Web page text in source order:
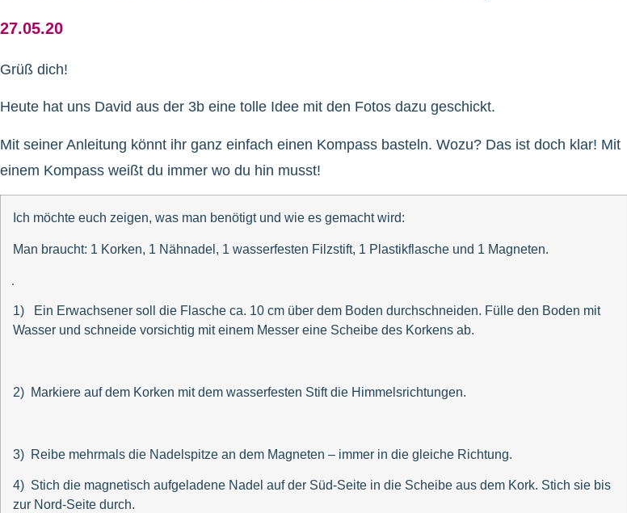
27.05.20
Grüß dich!
Heute hat uns David aus der 3b eine tolle Idee mit den Fotos dazu geschickt.
Mit seiner Anleitung könnt ihr ganz einfach einen Kompass basteln. Wozu? Das ist doch klar! Mit
einem Kompass weißt du immer wo du hin musst!
Ich möchte euch zeigen, was man benötigt und wie es gemacht wird:
Man braucht: 1 Korken, 1 Nähnadel, 1 wasserfesten Filzstift, 1 Plastikflasche und 1 Magneten.
1) Ein Erwachsener soll die Flasche ca. 10 cm über dem Boden durchschneiden. Fülle den Boden mit
Wasser und schneide vorsichtig mit einem Messer eine Scheibe des Korkens ab.
2) Markiere auf dem Korken mit dem wasserfesten Stift die Himmelsrichtungen.
3) Reibe mehrmals die Nadelspitze an dem Magneten – immer in die gleiche Richtung.
4) Stich die magnetisch aufgeladene Nadel auf der Süd-Seite in die Scheibe aus dem Kork. Stich sie bis
zur Nord-Seite durch.